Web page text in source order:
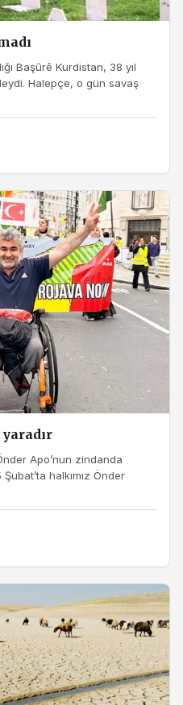
Başûrê Kurdistan, 38 yıl
Halepçe, o gün savaş
Apo’nun zindanda
halkımız Önder